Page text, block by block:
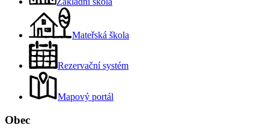
Mateřská škola
Rezervační systém
Mapový portál
Obec